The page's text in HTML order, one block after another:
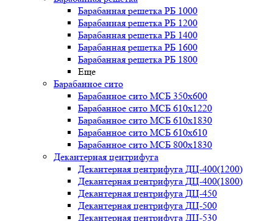
Барабанная решетка РБ 1000
Барабанная решетка РБ 1200
Барабанная решетка РБ 1400
Барабанная решетка РБ 1600
Барабанная решетка РБ 1800
Еще
Барабанное сито
Барабанное сито МСБ 350x600
Барабанное сито МСБ 610x1220
Барабанное сито МСБ 610x1830
Барабанное сито МСБ 610x610
Барабанное сито МСБ 800x1830
Декантерная центрифуга
Декантерная центрифуга ДЦ-400(1200)
Декантерная центрифуга ДЦ-400(1800)
Декантерная центрифуга ДЦ-450
Декантерная центрифуга ДЦ-500
Декантерная центрифуга ДЦ-530